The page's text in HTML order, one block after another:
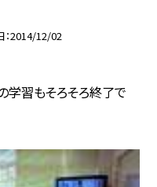
2014/12/02
学習もそろそろ終了で